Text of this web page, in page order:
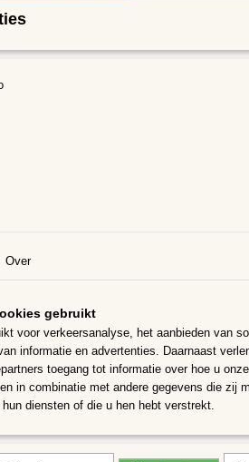
Dubbelgebakken puzzelstukjes van
glazuur, waardoor ze optimaal zijn voor
er is geen gereedschap voor
vormen 4 tot 20 mm groot en 4mm dik
zakje zitten ongeveer 180 steentjes dat
Over
gebruikt
voor verkeersanalyse, het aanbieden van
informatie en advertenties. Daarnaast
toegang tot informatie over hoe u
in combinatie met andere gegevens die zij
diensten of die u hen hebt verstrekt.